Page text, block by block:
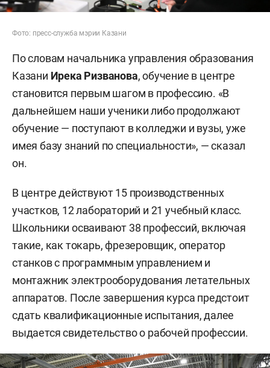
Фото: пресс-служба мэрии Казани
По словам начальника управления образования
Казани Ирекa Ризванова, обучение в центре
становится первым шагом в профессию. «В
дальнейшем наши ученики либо продолжают
обучение — поступают в колледжи и вузы, уже
имея базу знаний по специальности», — сказал
он.
В центре действуют 15 производственных
участков, 12 лабораторий и 21 учебный класс.
Школьники осваивают 38 профессий, включая
такие, как токарь, фрезеровщик, оператор
станков с программным управлением и
монтажник электрооборудования летательных
аппаратов. После завершения курса предстоит
сдать квалификационные испытания, далее
выдается свидетельство о рабочей профессии.